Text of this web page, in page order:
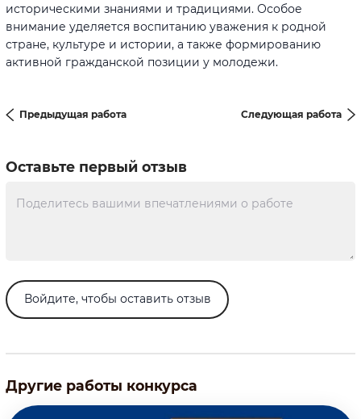
историческими знаниями и традициями. Особое
внимание уделяется воспитанию уважения к родной
стране, культуре и истории, а также формированию
активной гражданской позиции у молодежи.
Предыдущая работа Следующая работа
Оставьте первый отзыв
Войдите, чтобы оставить отзыв
Другие работы конкурса